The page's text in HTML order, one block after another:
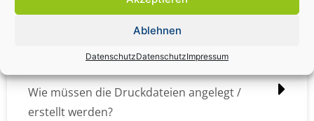
Ablehnen
DatenschutzDatenschutzImpressum
übermitteln?
Wie müssen die Druckdateien angelegt /
erstellt werden?